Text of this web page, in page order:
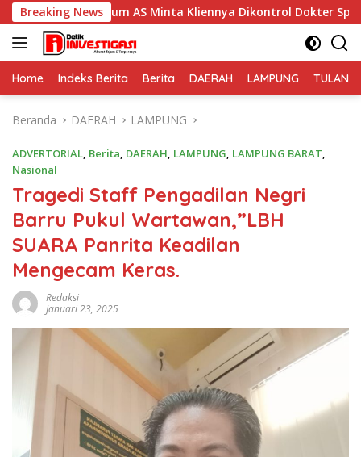
Langsung
ke
konten
Breaking News
AS Minta Kliennya Dikontrol Dokter Spesialis Kejiwaan
Home Indeks Berita Berita DAERAH LAMPUNG TULANG
Beranda DAERAH LAMPUNG
ADVERTORIAL, Berita, DAERAH, LAMPUNG, LAMPUNG BARAT,
Nasional
Tragedi Staff Pengadilan Negri
Barru Pukul Wartawan,”LBH
SUARA Panrita Keadilan
Mengecam Keras.
Redaksi
Januari 23, 2025